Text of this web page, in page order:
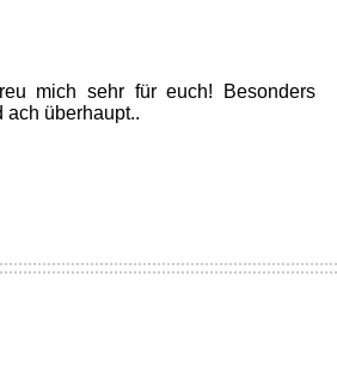
mich sehr für euch! Besonders
ach überhaupt..